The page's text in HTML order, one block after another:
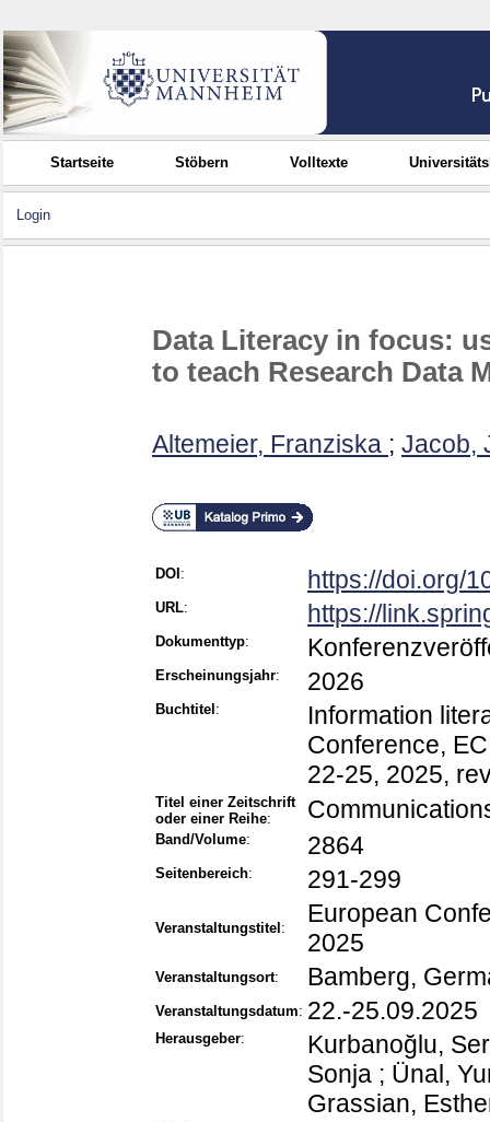
Startseite Stöbern Volltexte
Login
Data Literacy in focus:
to teach Research Data
Altemeier, Franziska ; Jacob,
DOI : https://doi.org/
URL: https://
Dokumenttyp:
Erscheinungsjahr: 2026
Buchtitel :
Information
Conference,
22-25, 2025,
Titel einer Zeitschrift
oder einer Reihe:
Band/Volume: 2864
Seitenbereich: 291-299
Veranstaltungstitel :
European
2025
Veranstaltungsort: Bamberg,
Veranstaltungsdatum: 22.-25.09.2025
Herausgeber:
Kurbanoğlu,
Sonja ; Ünal,
Grassian,